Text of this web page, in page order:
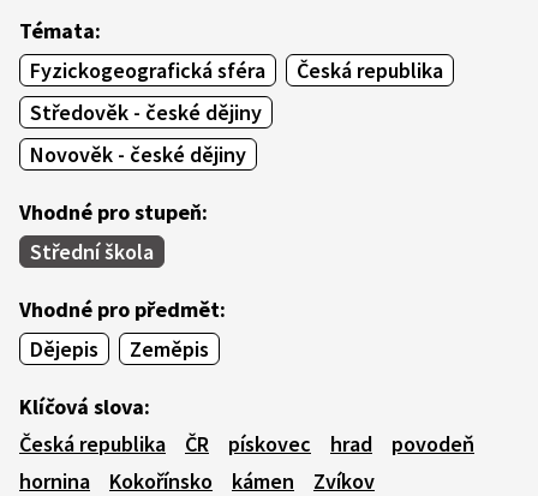
Témata:
Fyzickogeografická sféra
Česká republika
Středověk - české dějiny
Novověk - české dějiny
Vhodné pro stupeň:
Střední škola
Vhodné pro předmět:
Dějepis
Zeměpis
Klíčová slova:
Česká republika
ČR pískovec hrad
povodeň
hornina
Kokořínsko kámen Zvíkov